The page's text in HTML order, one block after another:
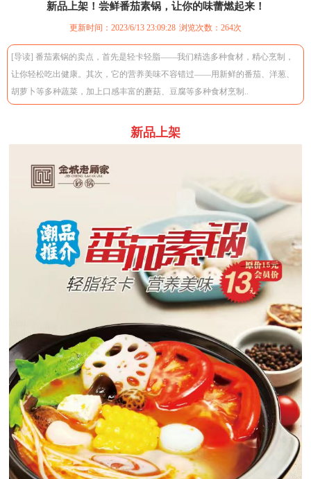
新品上架！尝鲜番茄素锅，让你的味蕾燃起来！
更新时间：2023/6/13 23:09:28 浏览次数： 264次
[导读] 番茄素锅的卖点，首先是轻卡轻脂——我们精选多种食材，精心烹制，
让你轻松吃出健康。其次，它的营养美味不容错过——用新鲜的番茄、洋葱、
胡萝卜等多种蔬菜，加上口感丰富的蘑菇、豆腐等多种食材烹制..
新品上架